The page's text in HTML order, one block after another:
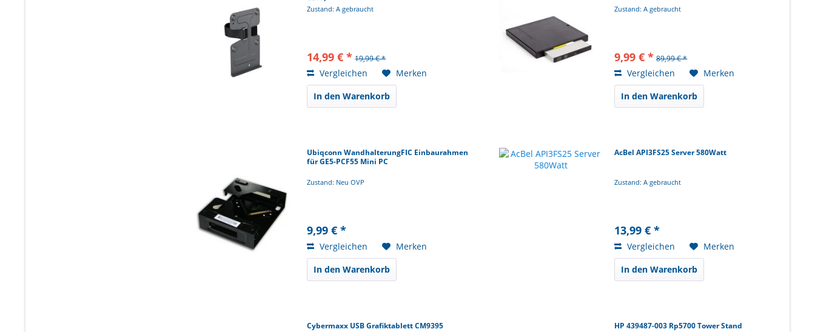
Zustand: A gebraucht
14,99 € * 19,99 € *
Vergleichen
Merken
In den Warenkorb
Zustand: A gebraucht
9,99 € * 89,99 € *
Vergleichen
Merken
In den Warenkorb
Ubiqconn WandhalterungFIC Einbaurahmen
für GE5-PCF55 Mini PC
Zustand: Neu OVP
9,99 € *
Vergleichen
Merken
In den Warenkorb
AcBel API3FS25 Server 580Watt
Zustand: A gebraucht
13,99 € *
Vergleichen
Merken
In den Warenkorb
Cybermaxx USB Grafiktablett CM9395 HP 439487-003 Rp5700 Tower Stand